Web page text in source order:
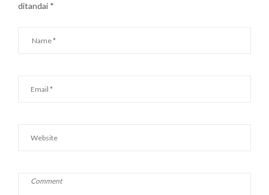
ditandai *